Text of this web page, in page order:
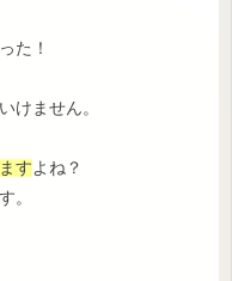
た！
けません。
すよね？
。